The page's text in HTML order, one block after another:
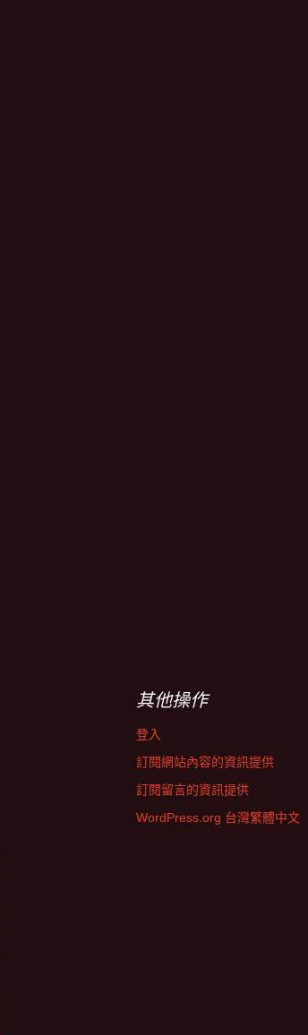
其他操作
登入
訂閱網站內容的資訊提供
訂閱留言的資訊提供
WordPress.org 台灣繁體中文